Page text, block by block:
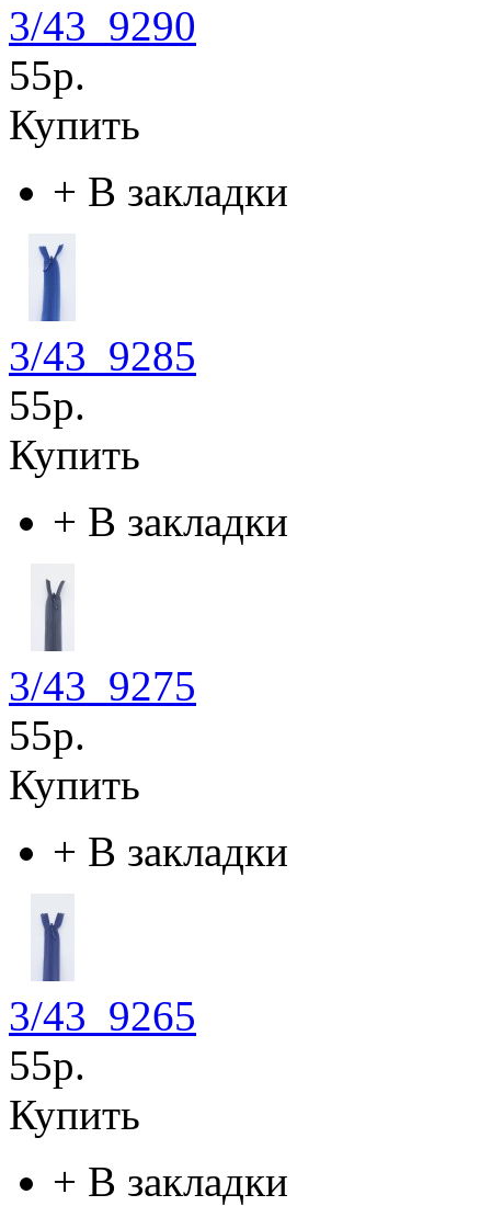
3/43_9290
55р.
Купить
+ В закладки
3/43_9285
55р.
Купить
+ В закладки
3/43_9275
55р.
Купить
+ В закладки
3/43_9265
55р.
Купить
+ В закладки